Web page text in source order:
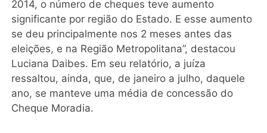
2014, o número de cheques teve aumento
significante por região do Estado. E esse aumento
se deu principalmente nos 2 meses antes das
eleições, e na Região Metropolitana”, destacou
Luciana Daibes. Em seu relatório, a juíza
ressaltou, ainda, que, de janeiro a julho, daquele
ano, se manteve uma média de concessão do
Cheque Moradia.